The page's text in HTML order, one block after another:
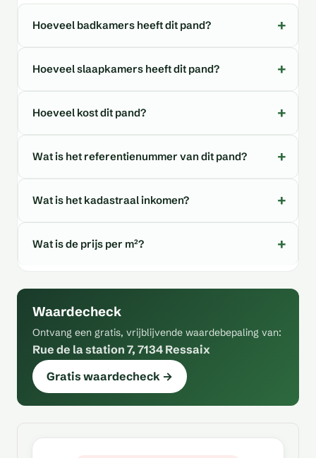
Hoeveel badkamers heeft dit pand?
Hoeveel slaapkamers heeft dit pand?
Hoeveel kost dit pand?
Wat is het referentienummer van dit pand?
Wat is het kadastraal inkomen?
Wat is de prijs per m²?
Waardecheck
Ontvang een gratis, vrijblijvende waardebepaling van:
Rue de la station 7, 7134 Ressaix
Gratis waardecheck →